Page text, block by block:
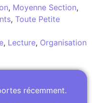
, Moyenne Section,
, Toute Petite
, Lecture, Organisation
récemment.